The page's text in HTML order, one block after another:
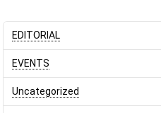
EDITORIAL
EVENTS
Uncategorized